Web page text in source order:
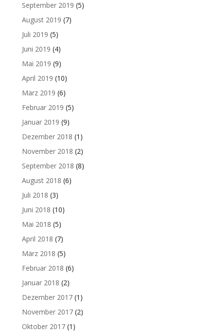
September 2019 (5)
August 2019 (7)
Juli 2019 (5)
Juni 2019 (4)
Mai 2019 (9)
April 2019 (10)
März 2019 (6)
Februar 2019 (5)
Januar 2019 (9)
Dezember 2018 (1)
November 2018 (2)
September 2018 (8)
August 2018 (6)
Juli 2018 (3)
Juni 2018 (10)
Mai 2018 (5)
April 2018 (7)
März 2018 (5)
Februar 2018 (6)
Januar 2018 (2)
Dezember 2017(1)
November 2017(2)
Oktober 2017(1)